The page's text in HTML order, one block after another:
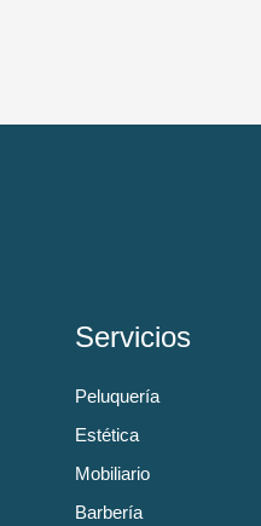
Servicios
Peluquería
Estética
Mobiliario
Barbería